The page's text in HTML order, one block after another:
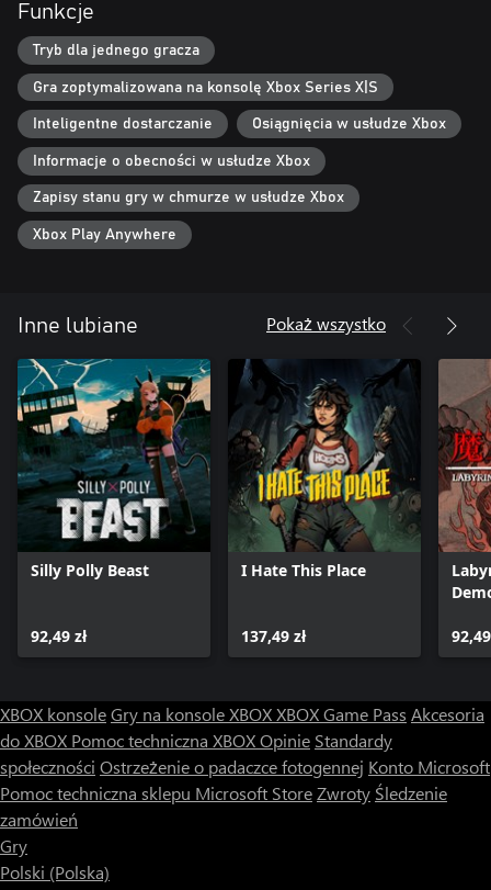
Funkcje
Tryb dla jednego gracza
Gra zoptymalizowana na konsolę Xbox Series X|S
Inteligentne dostarczanie Osiągnięcia w usłudze Xbox
Informacje o obecności w usłudze Xbox
Zapisy stanu gry w chmurze w usłudze Xbox
Xbox Play Anywhere
Inne lubiane Pokaż wszystko
Silly Polly Beast
92,49 zł
I Hate This Place
137,49 zł
XBOX konsoleGry na konsole XBOXXBOX Game Pass Akcesoria
do XBOX Pomoc techniczna XBOXOpinie Standardy
społeczności Ostrzeżenie o padaczce fotogennej Konto Microsoft
Pomoc techniczna sklepu Microsoft StoreZwroty Śledzenie
zamówień
Gry
Polski (Polska)